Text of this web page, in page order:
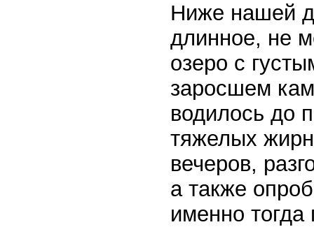
Ниже нашей
длинное, не
озеро с
заросшем
водилось до
тяжелых
вечеров,
а также
именно